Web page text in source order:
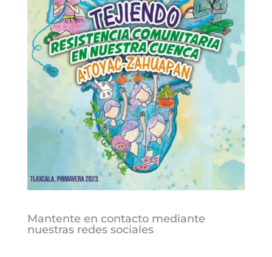
Mantente en contacto mediante
nuestras redes sociales